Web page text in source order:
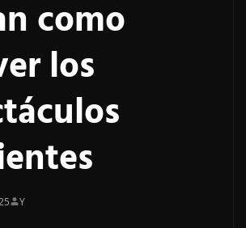
como
los
Y